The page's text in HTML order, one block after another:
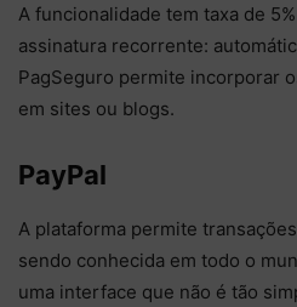
A funcionalidade tem taxa de
assinatura recorrente:
PagSeguro permite incorporar
em sites ou blogs.
PayPal
A plataforma permite
sendo conhecida em todo o
uma interface que não é tão